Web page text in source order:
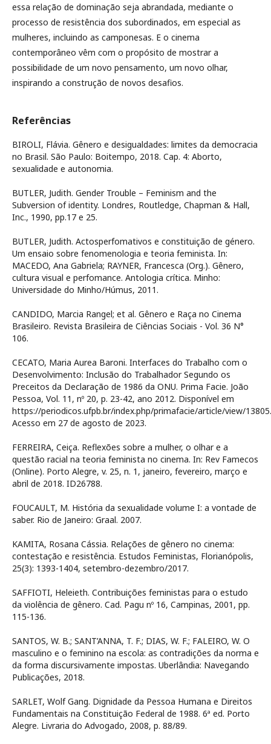
essa relação de dominação seja abrandada, mediante o
processo de resistência dos subordinados, em especial as
mulheres, incluindo as camponesas. E o cinema
contemporâneo vêm com o propósito de mostrar a
possibilidade de um novo pensamento, um novo olhar,
inspirando a construção de novos desafios.
Referências
BIROLI, Flávia. Gênero e desigualdades: limites da democracia
no Brasil. São Paulo: Boitempo, 2018. Cap. 4: Aborto,
sexualidade e autonomia.
BUTLER, Judith. Gender Trouble – Feminism and the
Subversion of identity. Londres, Routledge, Chapman & Hall,
Inc., 1990, pp.17 e 25.
BUTLER, Judith. Actosperfomativos e constituição de género.
Um ensaio sobre fenomenologia e teoria feminista. In:
MACEDO, Ana Gabriela; RAYNER, Francesca (Org.). Gênero,
cultura visual e perfomance. Antologia crítica. Minho:
Universidade do Minho/Húmus, 2011.
CANDIDO, Marcia Rangel; et al. Gênero e Raça no Cinema
Brasileiro. Revista Brasileira de Ciências Sociais - Vol. 36 N°
106.
CECATO, Maria Aurea Baroni. Interfaces do Trabalho com o
Desenvolvimento: Inclusão do Trabalhador Segundo os
Preceitos da Declaração de 1986 da ONU. Prima Facie. João
Pessoa, Vol. 11, nº 20, p. 23-42, ano 2012. Disponível em
https://periodicos.ufpb.br/index.php/primafacie/article/view/13805.
Acesso em 27 de agosto de 2023.
FERREIRA, Ceiça. Reflexões sobre a mulher, o olhar e a
questão racial na teoria feminista no cinema. In: Rev Famecos
(Online). Porto Alegre, v. 25, n. 1, janeiro, fevereiro, março e
abril de 2018. ID26788.
FOUCAULT, M. História da sexualidade volume I: a vontade de
saber. Rio de Janeiro: Graal. 2007.
KAMITA, Rosana Cássia. Relações de gênero no cinema:
contestação e resistência. Estudos Feministas, Florianópolis,
25(3): 1393-1404, setembro-dezembro/2017.
SAFFIOTI, Heleieth. Contribuições feministas para o estudo
da violência de gênero. Cad. Pagu nº 16, Campinas, 2001, pp.
115-136.
SANTOS, W. B.; SANT’ANNA, T. F.; DIAS, W. F.; FALEIRO, W. O
masculino e o feminino na escola: as contradições da norma e
da forma discursivamente impostas. Uberlândia: Navegando
Publicações, 2018.
SARLET, Wolf Gang. Dignidade da Pessoa Humana e Direitos
Fundamentais na Constituição Federal de 1988. 6ª ed. Porto
Alegre. Livraria do Advogado, 2008, p. 88/89.